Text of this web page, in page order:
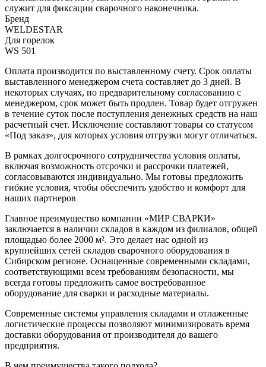
служит для фиксации сварочного наконечника.
Бренд
WELDESTAR
Для горелок
WS 501
Оплата производится по выставленному счету. Срок оплаты
выставленного менеджером счета составляет до 3 дней. В
некоторых случаях, по предварительному согласованию с
менеджером, срок может быть продлен. Товар будет отгружен
в течение суток после поступления денежных средств на наш
расчетный счет. Исключение составляют товары со статусом
«Под заказ», для которых условия отгрузки могут отличаться.
В рамках долгосрочного сотрудничества условия оплаты,
включая возможность отсрочки и рассрочки платежей,
согласовываются индивидуально. Мы готовы предложить
гибкие условия, чтобы обеспечить удобство и комфорт для
наших партнеров
Главное преимущество компании «МИР СВАРКИ»
заключается в наличии складов в каждом из филиалов, общей
площадью более 2000 м². Это делает нас одной из
крупнейших сетей складов сварочного оборудования в
Сибирском регионе. Оснащенные современными складами,
соответствующими всем требованиям безопасности, мы
всегда готовы предложить самое востребованное
оборудование для сварки и расходные материалы.
Современные системы управления складами и отлаженные
логистические процессы позволяют минимизировать время
доставки оборудования от производителя до вашего
предприятия.